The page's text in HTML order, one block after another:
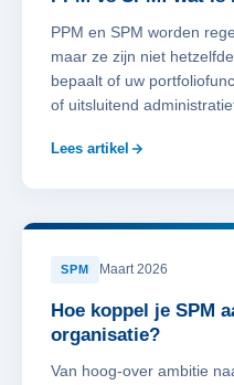
PPM en SPM worden
maar ze zijn niet
bepaalt of uw
of uitsluitend
Lees artikel
SPM Maart 2026
Hoe koppel je SPM
organisatie?
Van hoog-over ambitie